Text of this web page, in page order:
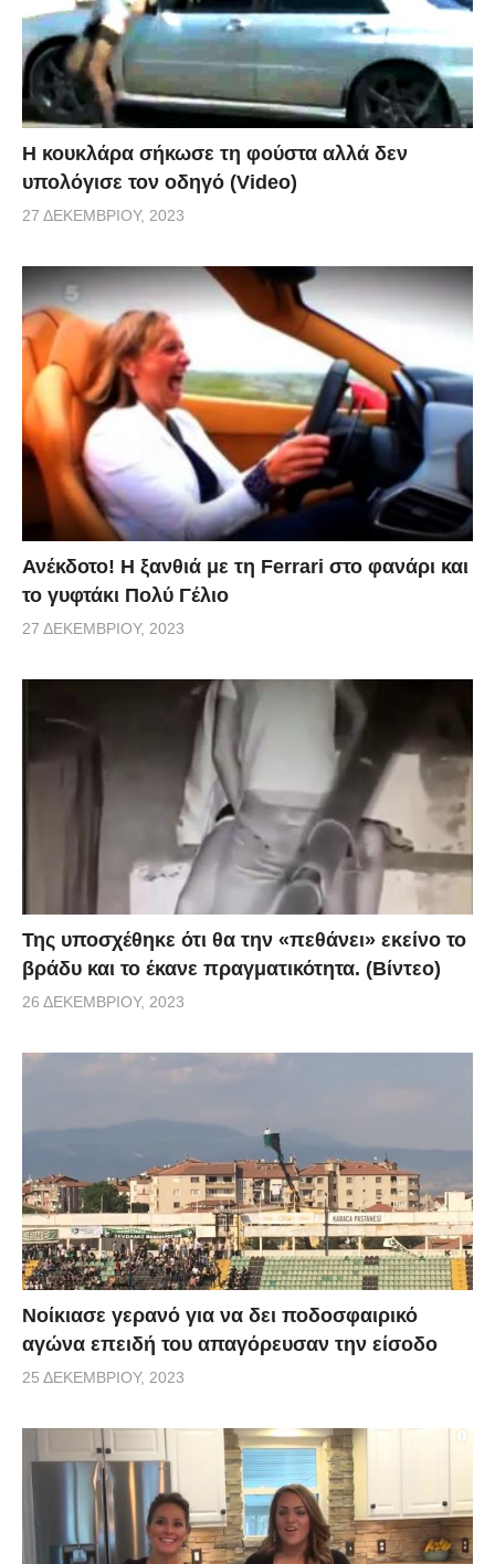
Η κουκλάρα σήκωσε τη φούστα αλλά δεν
υπολόγισε τον οδηγό (Video)
27 ΔΕΚΕΜΒΡΊΟΥ, 2023
Ανέκδοτο! Η ξανθιά με τη Ferrari στο φανάρι και
το γυφτάκι Πολύ Γέλιο
27 ΔΕΚΕΜΒΡΊΟΥ, 2023
Της υποσχέθηκε ότι θα την «πεθάνει» εκείνο το
βράδυ και το έκανε πραγματικότητα. (Βίντεο)
26 ΔΕΚΕΜΒΡΊΟΥ, 2023
Νοίκιασε γερανό για να δει ποδοσφαιρικό
αγώνα επειδή του απαγόρευσαν την είσοδο
25 ΔΕΚΕΜΒΡΊΟΥ, 2023